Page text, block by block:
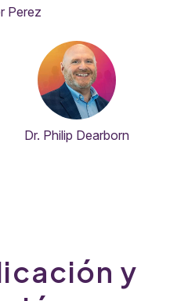
Perez
Dr. Philip Dearborn
y